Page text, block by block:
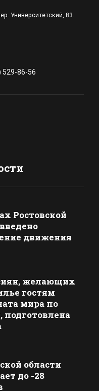
Университетский, 83.
86-56
Ростовской
движения
желающих
гостям
мира по
подготовлена
области
до -28